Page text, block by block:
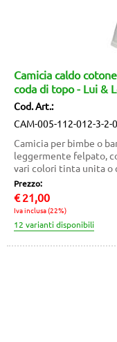
Camicia caldo
coda di topo - Lui &
Cod. Art.:
CAM-005-112-012-3-2-
Camicia per bimbe o
leggermente felpato,
vari colori tinta unita o
Prezzo:
€ 21,00
Iva inclusa (22%)